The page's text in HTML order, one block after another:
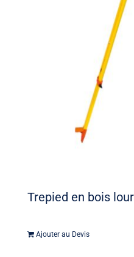
Trepied en bois
Ajouter au Devis